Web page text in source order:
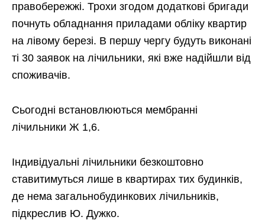
правобережжі. Трохи згодом додаткові бригади
почнуть обладнання приладами обліку квартир
на лівому березі. В першу чергу будуть виконані
ті 30 заявок на лічильники, які вже надійшли від
споживачів.
Сьогодні встановлюються мембранні
лічильники Ж 1,6.
Індивідуальні лічильники безкоштовно
ставитимуться лише в квартирах тих будинків,
де нема загальнобудинкових лічильників,
підкреслив Ю. Дужко.